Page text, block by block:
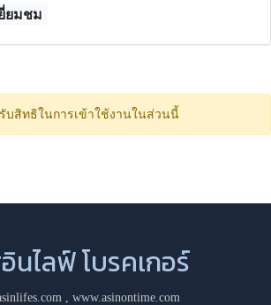
ยมชม
บสิทธิในการเข้าใช้งานในส่วนนี้
นไลฟ์ โบรคเกอร์
, www.asinontime.com